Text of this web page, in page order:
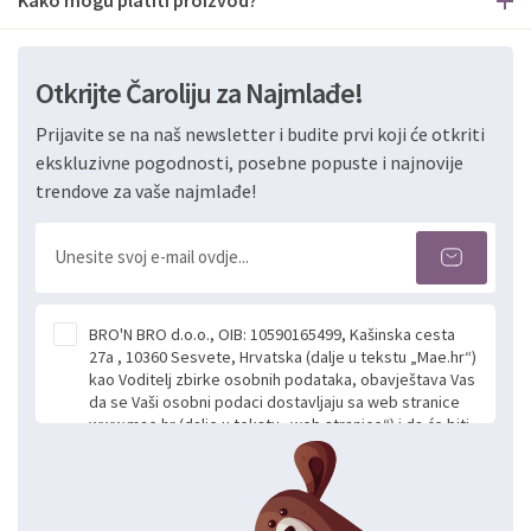
Otkrijte Čaroliju za Najmlađe!
Prijavite se na naš newsletter i budite prvi koji će otkriti
ekskluzivne pogodnosti, posebne popuste i najnovije
trendove za vaše najmlađe!
BRO'N BRO d.o.o., OIB: 10590165499, Kašinska cesta
27a , 10360 Sesvete, Hrvatska (dalje u tekstu „Mae.hr“)
kao Voditelj zbirke osobnih podataka, obavještava Vas
da se Vaši osobni podaci dostavljaju sa web stranice
www.mae.hr (dalje u tekstu „web stranice“) i da će biti
obrađeni. Prihvaćanjem ove Izjave smatra se da
slobodno i izričito dajete privolu za prikupljanje i daljnju
obradu Vaših osobnih podataka koje ustupate Mae.hr
putem ovih web stranica u svrhu odgovora i daljnje